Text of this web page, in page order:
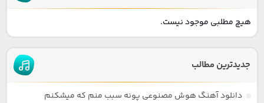
هیچ مطلبی موجود نیست.
جدیدترین مطالب
دانلود آهنگ هوش مصنوعی پونه سبب منم که میشکنم